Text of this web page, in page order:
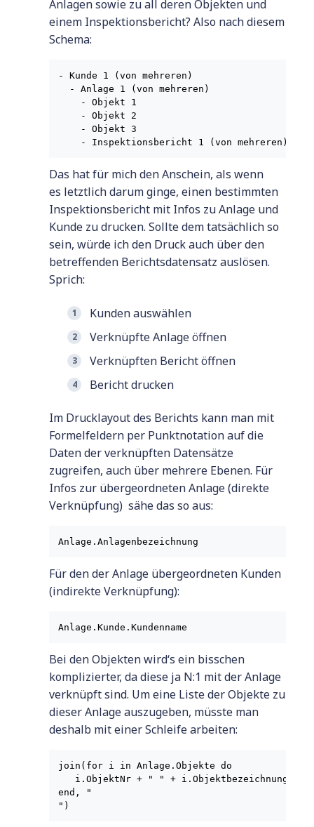
Anlagen sowie zu all deren Objekten und
einem Inspektionsbericht? Also nach diesem
Schema:
- Kunde 1 (von mehreren)
  - Anlage 1 (von mehreren)
- Objekt 1
    - Objekt 2
    - Objekt 3
- Inspektionsbericht 1 (von mehreren)
Das hat für mich den Anschein, als wenn
es letztlich darum ginge, einen bestimmten
Inspektionsbericht mit Infos zu Anlage und
Kunde zu drucken. Sollte dem tatsächlich so
sein, würde ich den Druck auch über den
betreffenden Berichtsdatensatz auslösen.
Sprich:
Kunden auswählen
Verknüpfte Anlage öffnen
Verknüpften Bericht öffnen
Bericht drucken
Im Drucklayout des Berichts kann man mit
Formelfeldern per Punktnotation auf die
Daten der verknüpften Datensätze
zugreifen, auch über mehrere Ebenen. Für
Infos zur übergeordneten Anlage (direkte
Verknüpfung) sähe das so aus:
Für den der Anlage übergeordneten Kunden
(indirekte Verknüpfung):
Bei den Objekten wird‘s ein bisschen
komplizierter, da diese ja N:1 mit der Anlage
verknüpft sind. Um eine Liste der Objekte zu
dieser Anlage auszugeben, müsste man
deshalb mit einer Schleife arbeiten:
join(for i in Anlage.Objekte do
   i.ObjektNr + " " + i.Objektbezeichnung
end, "
")